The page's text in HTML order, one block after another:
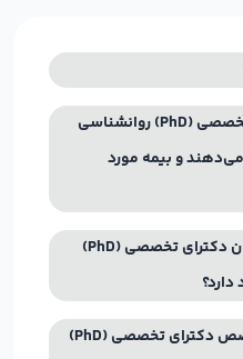
از کجا بفهمیم پزشکان دکترای تخصصی (PhD) روانشناسی
می‌دهند و بیمه مورد
آیا امکان مشاوره آنلاین با پزشکان دکترای تخصصی (PhD)
آیا امکان تغییر یا لغو نوبت متخصص دکترای تخصصی (PhD)